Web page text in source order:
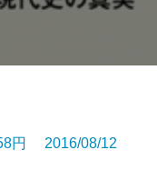
円 2016/08/12